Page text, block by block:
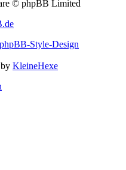
© phpBB Limited
phpBB-Style-Design
KleineHexe